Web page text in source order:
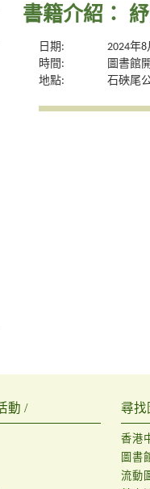
書籍介紹：
日期:
2024年
時間:
圖書館
地點:
石硤尾
動 / 尋找
香港
圖書
流動